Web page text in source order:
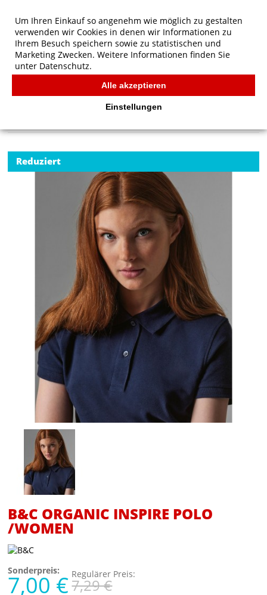
B&C Organic Inspire Polo /women
Reduziert
B&C ORGANIC INSPIRE POLO
/WOMEN
Sonderpreis:
7,00 € Regulärer Preis:
7,29 €
Um Ihren Einkauf so angenehm wie möglich zu gestalten
verwenden wir Cookies in denen wir Informationen zu
Ihrem Besuch speichern sowie zu statistischen und
Marketing Zwecken. Weitere Informationen finden Sie
unter Datenschutz.
Alle akzeptieren
Einstellungen